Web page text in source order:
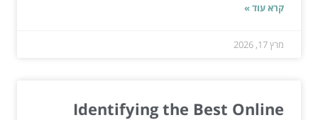
קרא עוד »
מרץ 17, 2026
Identifying the Best Online